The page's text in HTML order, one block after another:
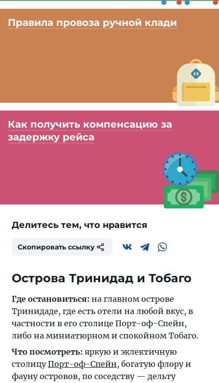
Правила провоза ручной клади
Как получить компенсацию за
задержку рейса
Делитесь тем, что нравится
Скопировать ссылку
Острова Тринидад и Тобаго
Где остановиться: на главном острове
Тринидаде, где есть отели на любой вкус, в
частности в его столице Порт-оф-Спейн,
либо на миниатюрном и спокойном Тобаго.
Что посмотреть: яркую и эклектичную
столицуПорт-оф-Спейн, богатую флору и
фауну островов, по соседству — дельту